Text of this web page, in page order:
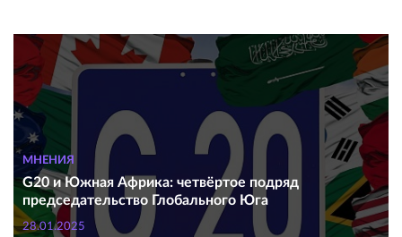
МНЕНИЯ
G20 и Южная Африка: четвёртое подряд
председательство Глобального Юга
28.01.2025